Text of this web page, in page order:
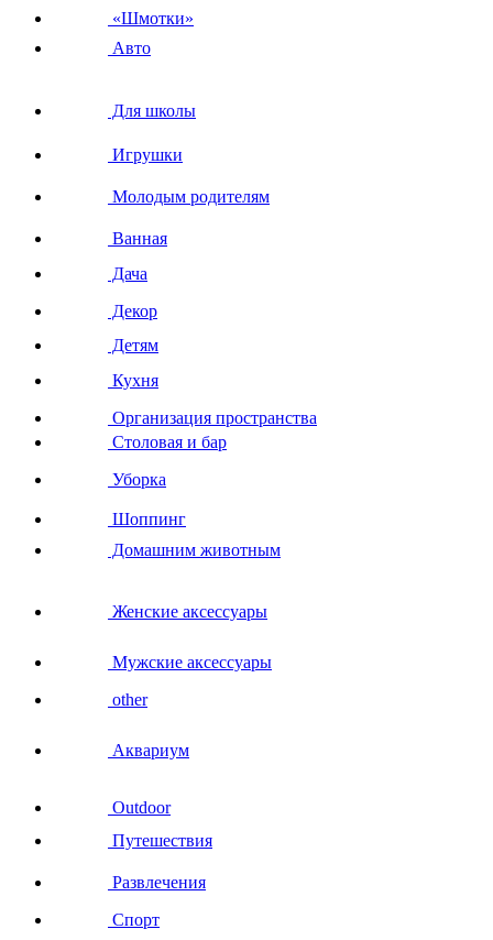
«Шмотки»
Авто
Для школы
Игрушки
Молодым родителям
Ванная
Дача
Декор
Детям
Кухня
Организация пространства
Столовая и бар
Уборка
Шоппинг
Домашним животным
Женские аксессуары
Мужские аксессуары
other
Аквариум
Outdoor
Путешествия
Развлечения
Спорт